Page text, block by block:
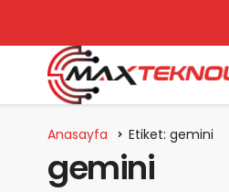
Anasayfa Etiket: gemini
gemini